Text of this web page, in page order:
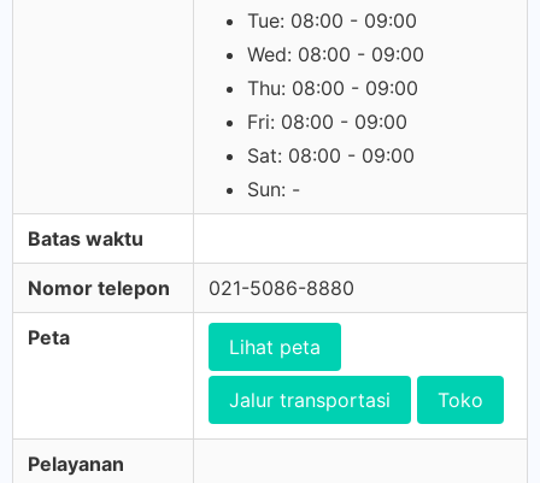
Tue: 08:00 - 09:00
Wed: 08:00 - 09:00
Thu: 08:00 - 09:00
Fri: 08:00 - 09:00
Sat: 08:00 - 09:00
Sun: -
Batas waktu
Nomor telepon 021-5086-8880
Peta Lihat peta
Jalur transportasi Toko
Pelayanan